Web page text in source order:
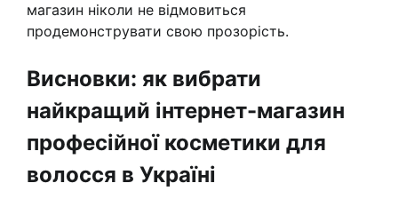
магазин ніколи не відмовиться
продемонструвати свою прозорість.
Висновки: як вибрати
найкращий інтернет-магазин
професійної косметики для
волосся в Україні